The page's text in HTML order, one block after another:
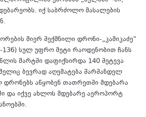
იქ საბრძოლო მასალების
მიერ შექმნილი დრონი-„კამიკაძე“
136) სულ უფრო მეტი რაოდენობით ჩანს
მარტში დაფიქსირდა 140 შეტევა
ბევრად აღემატება შარშანდელ
დრონებს აწყობენ თათრეთში მდებარა
და იქვე ახლოს მდებარე აეროპორტ